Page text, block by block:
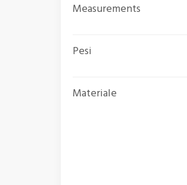
Measurements
Pesi
Materiale